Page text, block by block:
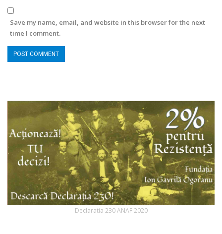
Save my name, email, and website in this browser for the next
time I comment.
Declaratia 230 ANAF 2020